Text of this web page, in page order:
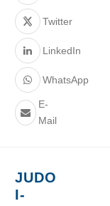
Twitter
LinkedIn
WhatsApp
E-
Mail
JUDO
I-